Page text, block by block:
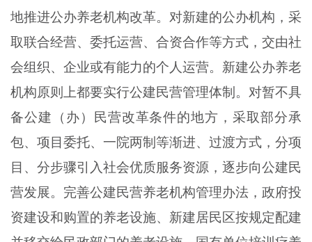
地推进公办养老机构改革。对新建的公办机构，采
取联合经营、委托运营、合资合作等方式，交由社
会组织、企业或有能力的个人运营。新建公办养老
机构原则上都要实行公建民营管理体制。对暂不具
备公建（办）民营改革条件的地方，采取部分承
包、项目委托、一院两制等渐进、过渡方式，分项
目、分步骤引入社会优质服务资源，逐步向公建民
营发展。完善公建民营养老机构管理办法，政府投
资建设和购置的养老设施、新建居民区按规定配建